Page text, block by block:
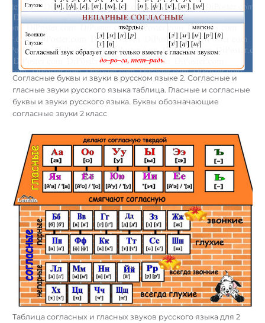
Согласные буквы и звуки в русском языке 2. Согласные и
гласные звуки русского языка таблица. Гласные и согласные
буквы и звуки русского языка. Буквы обозначающие
согласные звуки 2 класс
Таблица согласных и гласных звуков русского языка для 2